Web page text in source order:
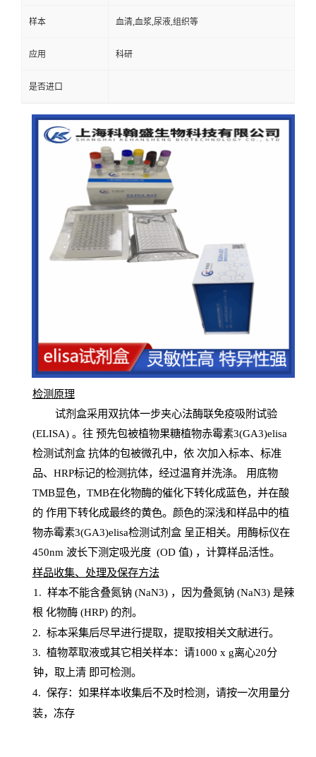
样本 血清,血浆,尿液,组织等
应用 科研
是否进口
检测原理
试剂盒采用双抗体一步夹心法酶联免疫吸附试验
(ELISA) 。往 预先包被植物果糖植物赤霉素3(GA3)elisa
检测试剂盒抗体的包被微孔中，依 次加入标本、标准
品、 HRP标记的检测抗体，经过温育并洗涤。
用底物
TMB显色， TMB在化物酶的催化下转化成蓝色，并在酸
的 作用下转化成最终的黄色。颜色的深浅和样品中的植
物赤霉素3(GA3)elisa检测试剂盒呈正相关。用酶标仪在
450nm 波长下测定吸光度 (OD 值) ，计算样品活性。
样品收集、处理及保存方法
1 . 样本不能含叠氮钠(NaN3) ，因为叠氮钠 (NaN3) 是辣
根 化物酶(HRP) 的剂。
2. 标本采集后尽早进行提取，提取按相关文献进行。
3. 植物萃取液或其它相关样本：请1000 x g离心20分
钟，取上清 即可检测。
4. 保存：如果样本收集后不及时检测，请按一次用量分
装，冻存